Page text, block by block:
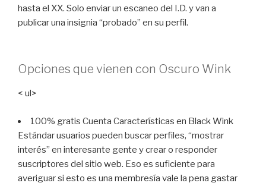
hasta el XX. Solo enviar un escaneo del I.D. y van a
publicar una insignia “probado” en su perfil.
Opciones que vienen con Oscuro Wink
< ul>
100% gratis Cuenta Características en Black Wink
Estándar usuarios pueden buscar perfiles, “mostrar
interés” en interesante gente y crear o responder
suscriptores del sitio web. Eso es suficiente para
averiguar si esto es una membresía vale la pena gastar